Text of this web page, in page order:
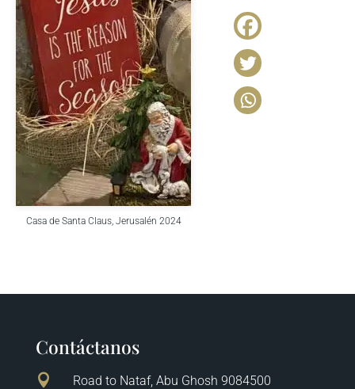
Casa de Santa Claus, Jerusalén 2024
Contáctanos

Road to Nataf, Abu Ghosh 9084500